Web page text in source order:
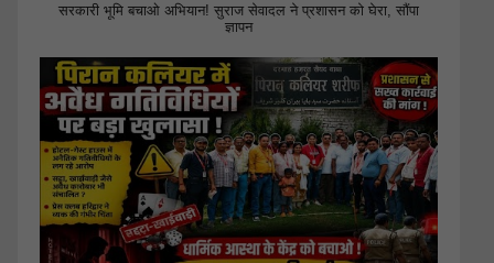
सरकारी भूमि बचाओ अभियान! सुराज सेवादल ने प्रशासन को घेरा, सौंपा
ज्ञापन